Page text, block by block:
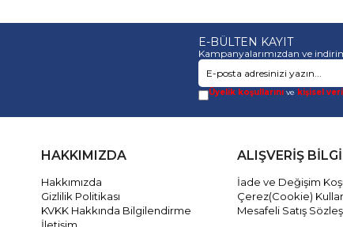
LI-ION 18350
LI-ION 13450
E-BÜLTEN KAYIT
Kampanyalarımızdan ve
Üyelik koşullarını ve kişisel
HAKKIMIZDA
Hakkımızda
Gizlilik Politikası
KVKK Hakkında Bilgilendirme
ALIŞVERİŞ
İade ve Değişim
Çerez(Cookie)
Mesafeli Satış